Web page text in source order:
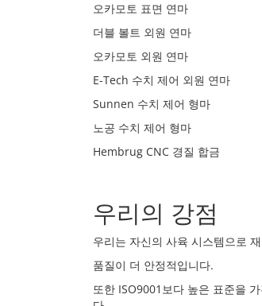
오카모토 표면 연마
더블 볼트 외원 연마
오카모토 외원 연마
E-Tech 수치 제어 외원 연마
Sunnen 수치 제어 형마
노공 수치 제어 형마
Hembrug CNC 경질 합금
우리의 강점
우리는 자신의 사육 시스템으로
품질이 더 안정적입니다.
또한 ISO9001보다 높은 표준을